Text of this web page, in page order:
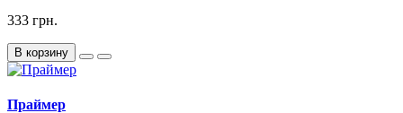
333 грн.
В корзину
Праймер